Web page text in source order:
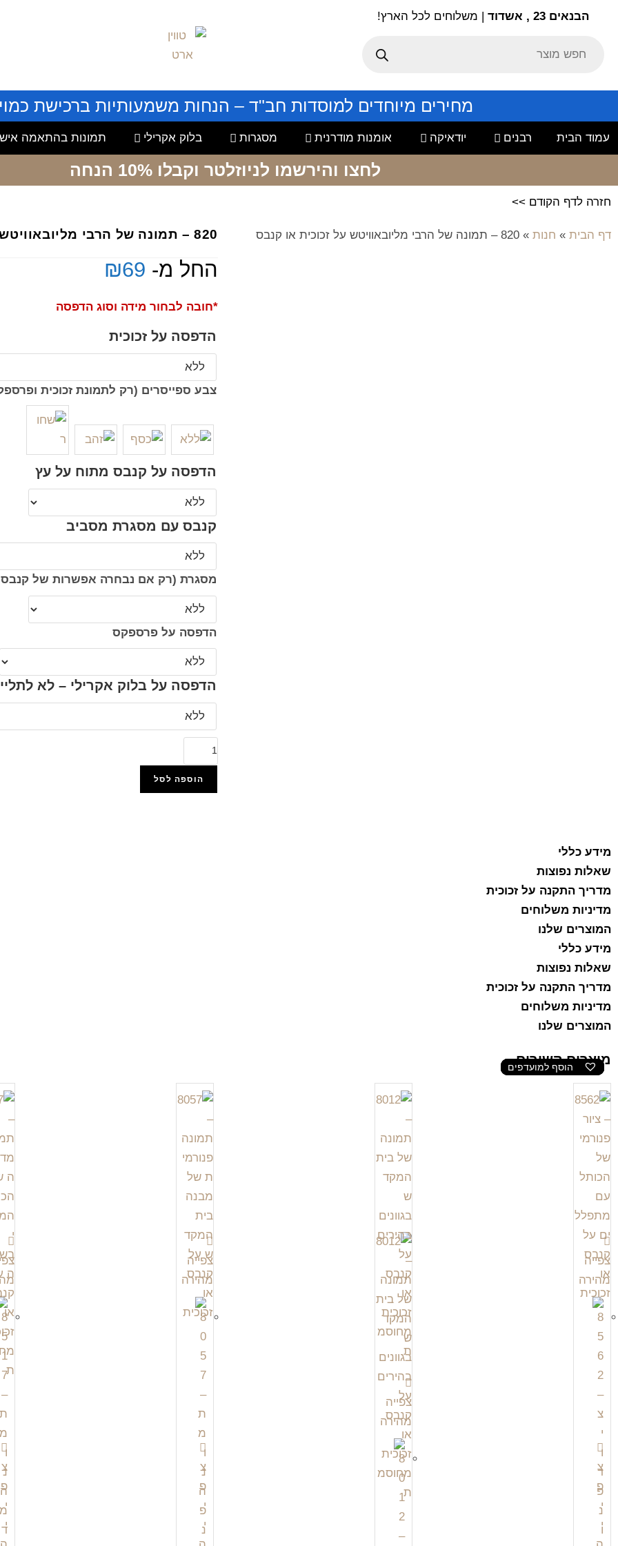
הבנאים 23 , אשדוד | משלוחים לכל הארץ!
מחירים מיוחדים למוסדות חב"ד – הנחות משמעותיות ברכישת
עמוד הבית רבנים יודאיקה אומנות מודרנית מסגרות בלוק אקרילי תמונות בהתאמה
לחצו והירשמו לניוזלטר וקבלו 10% הנחה
חזרה לדף הקודם >>
דף הבית » חנות » 820 – תמונה של הרבי מליובאוויטש על זכוכית או קנבס 820 – תמונה של הרבי מליובאוויטש על זכוכית או קנבס
החל מ- ₪69
*חובה לבחור מידה וסוג הדפסה
הדפסה על זכוכית
צבע ספייסרים (רק לתמונת זכוכית
הדפסה על קנבס מתוח על עץ
קנבס עם מסגרת מסביב
מסגרת (רק אם נבחרה אפשרות של
הדפסה על פרספקס
הדפסה על בלוק אקרילי – לא
הוספה לסל
מידע כללי
שאלות נפוצות
מדריך התקנה על זכוכית
מדיניות משלוחים
המוצרים שלנו
מידע כללי
שאלות נפוצות
מדריך התקנה על זכוכית
מדיניות משלוחים
המוצרים שלנו
מוצרים קשורים
הוסף למועדפים
צפייה
מהירה
צ
פ
י
י
הוסף למועדפים
צפייה
מהירה
הוסף למועדפים
צפייה
מהירה
צ
פ
י
י
הוסף למועדפים
צ
פ
י
י